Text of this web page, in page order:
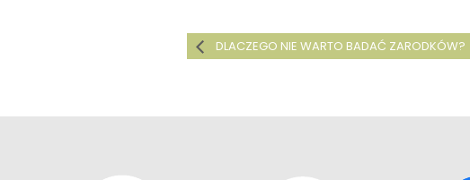
DLACZEGO NIE WARTO BADAĆ ZARODKÓW?